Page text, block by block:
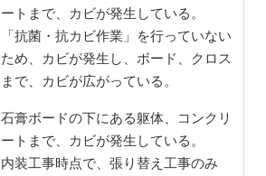
ートまで、カビが発生している。
「抗菌・抗カビ作業」を行っていない
ため、カビが発生し、ボード、クロス
まで、カビが広がっている。
石膏ボードの下にある躯体、コンクリ
ートまで、カビが発生している。
内装工事時点で、張り替え工事のみ